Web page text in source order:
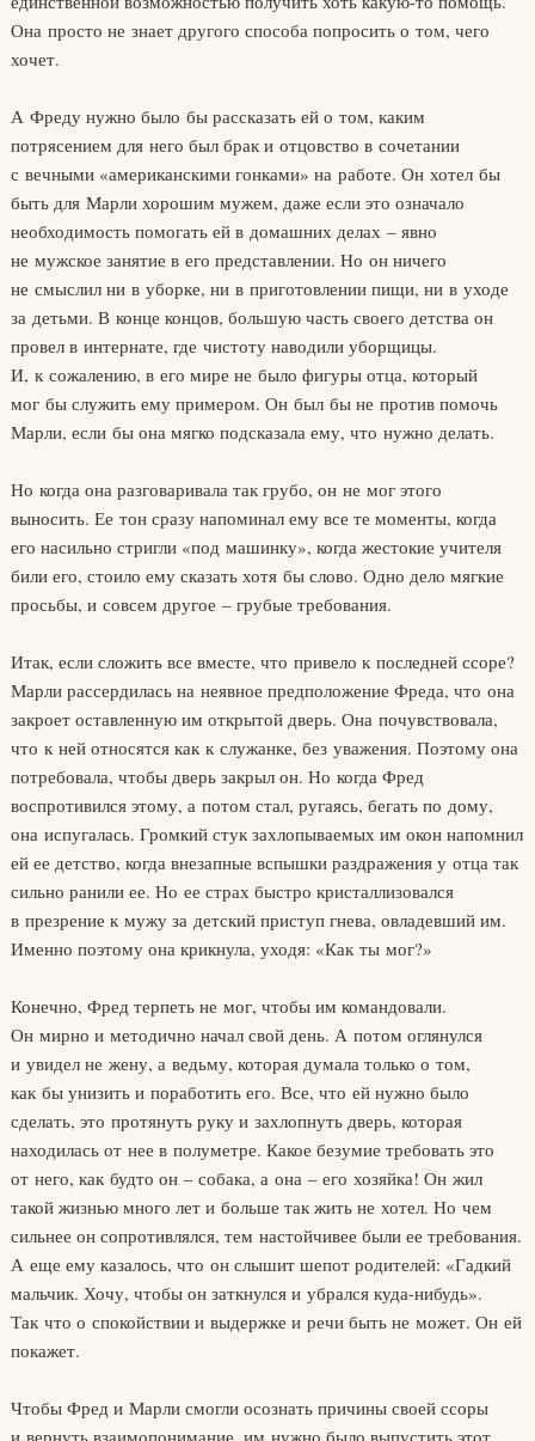
Она просто не знает другого способа попросить о том, чего
хочет.
А Фреду нужно было бы рассказать ей о том, каким
потрясением для него был брак и отцовство в сочетании
с вечными «американскими гонками» на работе. Он хотел бы
быть для Марли хорошим мужем, даже если это означало
необходимость помогать ей в домашних делах – явно
не мужское занятие в его представлении. Но он ничего
не смыслил ни в уборке, ни в приготовлении пищи, ни в уходе
за детьми. В конце концов, большую часть своего детства он
провел в интернате, где чистоту наводили уборщицы.
И, к сожалению, в его мире не было фигуры отца, который
мог бы служить ему примером. Он был бы не против помочь
Марли, если бы она мягко подсказала ему, что нужно делать.
Но когда она разговаривала так грубо, он не мог этого
выносить. Ее тон сразу напоминал ему все те моменты, когда
его насильно стригли «под машинку», когда жестокие учителя
били его, стоило ему сказать хотя бы слово. Одно дело мягкие
просьбы, и совсем другое – грубые требования.
Итак, если сложить все вместе, что привело к последней ссоре?
Марли рассердилась на неявное предположение Фреда, что она
закроет оставленную им открытой дверь. Она почувствовала,
что к ней относятся как к служанке, без уважения. Поэтому она
потребовала, чтобы дверь закрыл он. Но когда Фред
воспротивился этому, а потом стал, ругаясь, бегать по дому,
она испугалась. Громкий стук захлопываемых им окон напомнил
ей ее детство, когда внезапные вспышки раздражения у отца так
сильно ранили ее. Но ее страх быстро кристаллизовался
в презрение к мужу за детский приступ гнева, овладевший им.
Именно поэтому она крикнула, уходя: «Как ты мог?»
Конечно, Фред терпеть не мог, чтобы им командовали.
Он мирно и методично начал свой день. А потом оглянулся
и увидел не жену, а ведьму, которая думала только о том,
как бы унизить и поработить его. Все, что ей нужно было
сделать, это протянуть руку и захлопнуть дверь, которая
находилась от нее в полуметре. Какое безумие требовать это
от него, как будто он – собака, а она – его хозяйка! Он жил
такой жизнью много лет и больше так жить не хотел. Но чем
сильнее он сопротивлялся, тем настойчивее были ее требования.
А еще ему казалось, что он слышит шепот родителей: «Гадкий
мальчик. Хочу, чтобы он заткнулся и убрался куда-нибудь».
Так что о спокойствии и выдержке и речи быть не может. Он ей
покажет.
Чтобы Фред и Марли смогли осознать причины своей ссоры
и вернуть взаимопонимание, им нужно было выпустить этот